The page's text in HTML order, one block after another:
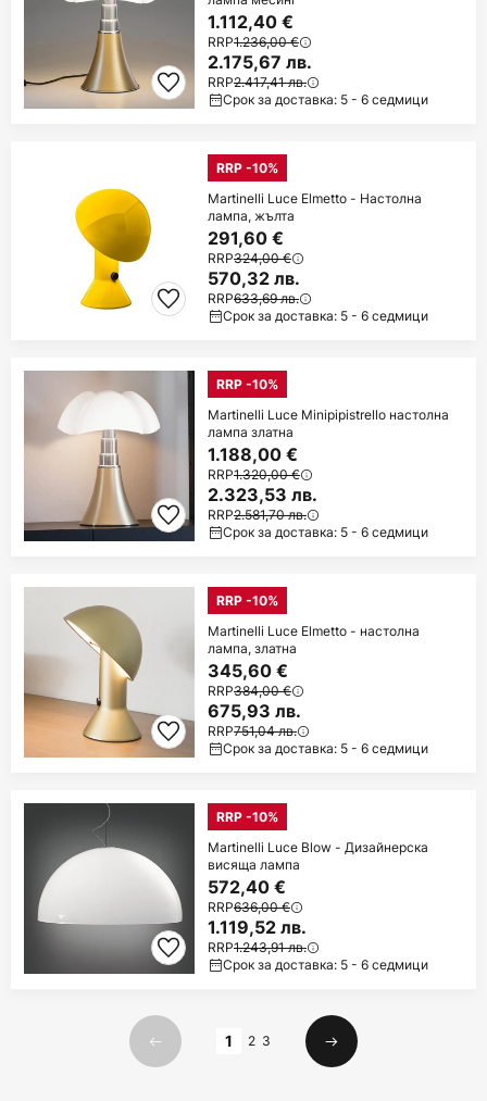
1.112,40 €
RRP1.236,00 €
2.175,67 лв.
RRP2.417,41 лв.
Срок за доставка: 5 - 6 седмици
RRP -10%
Martinelli Luce Elmetto - Настолна
лампа, жълта
291,60 €
RRP324,00 €
570,32 лв.
RRP633,69 лв.
Срок за доставка: 5 - 6 седмици
RRP -10%
Martinelli Luce Minipipistrello настолна
лампа златна
1.188,00 €
RRP1.320,00 €
2.323,53 лв.
RRP2.581,70 лв.
Срок за доставка: 5 - 6 седмици
RRP -10%
Martinelli Luce Elmetto - настолна
лампа, златна
345,60 €
RRP384,00 €
675,93 лв.
RRP751,04 лв.
Срок за доставка: 5 - 6 седмици
RRP -10%
Martinelli Luce Blow - Дизайнерска
висяща лампа
572,40 €
RRP636,00 €
1.119,52 лв.
RRP1.243,91 лв.
Срок за доставка: 5 - 6 седмици
Предишна
1 2 3
Следваща